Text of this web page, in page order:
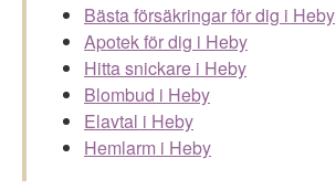
Bästa försäkringar för dig i Heby
Apotek för dig i Heby
Hitta snickare i Heby
Blombud i Heby
Elavtal i Heby
Hemlarm i Heby